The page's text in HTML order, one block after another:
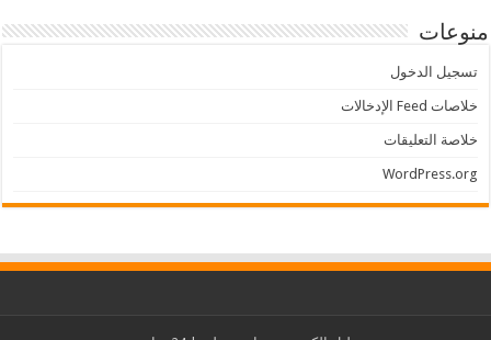
منوعات
تسجيل الدخول
خلاصات Feed الإدخالات
خلاصة التعليقات
WordPress.org